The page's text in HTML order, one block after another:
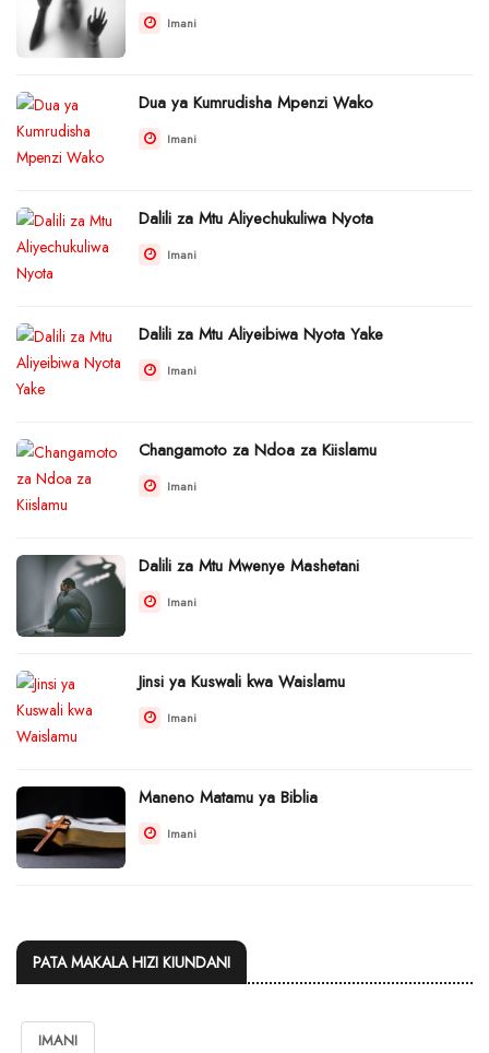
Imani
Dua ya Kumrudisha Mpenzi Wako
Imani
Dalili za Mtu Aliyechukuliwa Nyota
Imani
Dalili za Mtu Aliyeibiwa Nyota Yake
Imani
Changamoto za Ndoa za Kiislamu
Imani
Dalili za Mtu Mwenye Mashetani
Imani
Jinsi ya Kuswali kwa Waislamu
Imani
Maneno Matamu ya Biblia
Imani
PATA MAKALA HIZI KIUNDANI
IMANI